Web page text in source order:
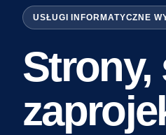
USŁUGI INFORMATYCZNE
Strony,